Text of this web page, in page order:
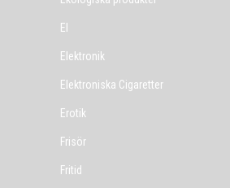
El
Elektronik
Elektroniska Cigaretter
Erotik
Frisör
Fritid